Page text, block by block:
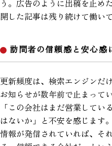
う。広告のように出稿を止め
開した記事は残り続けて働い
訪問者の信頼感と安心感
更新頻度は、検索エンジンだ
お知らせが数年前で止まって
「この会社はまだ営業して
はないか」と不安を感じます
情報が発信されていれば、そ